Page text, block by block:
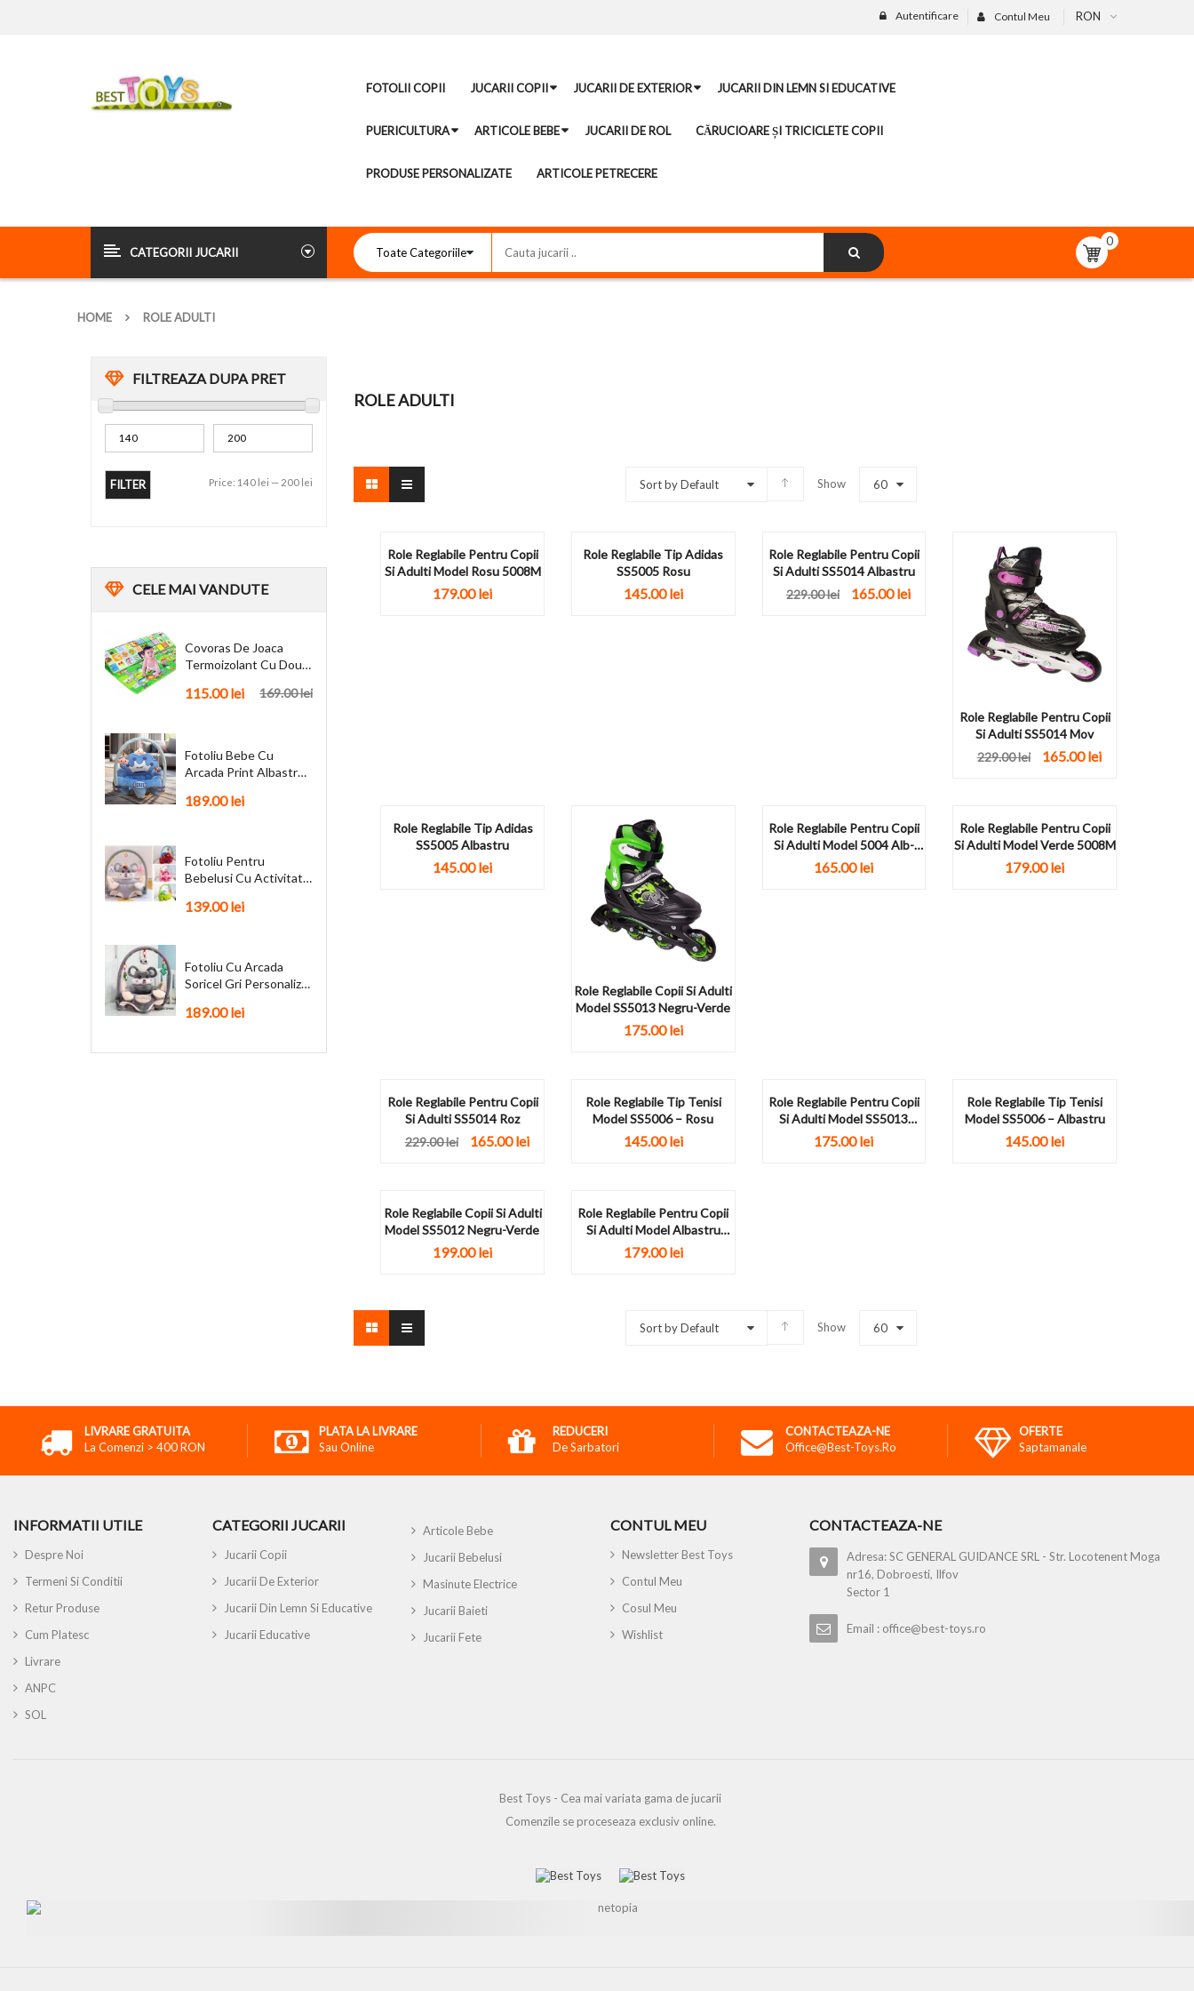
RON
Contul Meu
Autentificare
FOTOLII COPII JUCARII COPII JUCARII DE EXTERIOR JUCARII DIN LEMN SI EDUCATIVE
PUERICULTURA ARTICOLE BEBE JUCARII DE ROL CĂRUCIOARE ȘI TRICICLETE COPII
PRODUSE PERSONALIZATE ARTICOLE PETRECERE
CATEGORII JUCARII
0
HOME ROLE ADULTI
FILTREAZA DUPA PRET
FILTER Price: 140 lei — 200 lei
CELEMAI VANDUTE
Covoras De Joaca
Termoizolant Cu Doua
169.00lei
115.00lei
Fotoliu Bebe Cu
Arcada Print Albastru
189.00lei
Fotoliu Pentru
Bebelusi Cu Activitati
139.00lei
Fotoliu Cu Arcada
Soricel Gri Personalizat
189.00lei
ROLE ADULTI
Sort by Default Show 60
Role Reglabile Pentru Copii
Si Adulti Model Rosu 5008M
179.00lei
Role Reglabile Tip Adidas
SS5005 Rosu
145.00lei
Role Reglabile Pentru Copii
Si Adulti SS5014 Albastru
229.00lei 165.00lei
Role Reglabile Pentru Copii
Si Adulti SS5014 Mov
229.00lei 165.00lei
Role Reglabile Tip Adidas
SS5005 Albastru
145.00lei
Role Reglabile Copii Si Adulti
Model SS5013 Negru-Verde
175.00lei
Role Reglabile Pentru Copii
Si Adulti Model 5004 Alb-
Bleu
165.00lei
Role Reglabile Pentru Copii
Si Adulti Model Verde 5008M
179.00lei
Role Reglabile Pentru Copii
Si Adulti SS5014 Roz
229.00lei 165.00lei
Role Reglabile Tip Tenisi
Model SS5006 – Rosu
145.00lei
Role Reglabile Pentru Copii
Si Adulti Model SS5013
Negru-Rosu
175.00lei
Role Reglabile Tip Tenisi
Model SS5006 – Albastru
145.00lei
Role Reglabile Copii Si Adulti
Model SS5012 Negru-Verde
199.00lei
Role Reglabile Pentru Copii
Si Adulti Model Albastru
5008M
179.00lei
Sort by Default Show 60
LIVRARE GRATUITA
La Comenzi > 400 RON
PLATA LA LIVRARE
Sau Online
REDUCERI
De Sarbatori
CONTACTEAZA-NE
Office@best-Toys.ro
OFERTE
Saptamanale
INFORMATII UTILE
Despre Noi
Termeni Si Conditii
Retur Produse
Cum Platesc
Livrare
ANPC
SOL
CATEGORII JUCARII
Jucarii Copii
Jucarii De Exterior
Jucarii Din Lemn Si Educative
Jucarii Educative
Articole Bebe
Jucarii Bebelusi
Masinute Electrice
Jucarii Baieti
Jucarii Fete
CONTUL MEU
Newsletter Best Toys
Contul Meu
Cosul Meu
Wishlist
CONTACTEAZA-NE
Adresa: SC GENERAL GUIDANCE SRL - Str. Locotenent Moga
nr16, Dobroesti, Ilfov
Sector 1
Email : office@best-toys.ro
Best Toys - Cea mai variata gama de jucarii
Comenzile se proceseaza exclusiv online.